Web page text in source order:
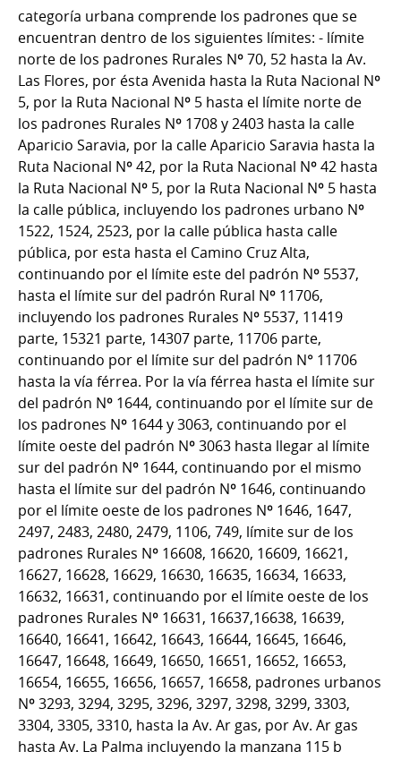
categoría urbana comprende los padrones que se
encuentran dentro de los siguientes límites: - límite
norte de los padrones Rurales Nº 70, 52 hasta la Av.
Las Flores, por ésta Avenida hasta la Ruta Nacional Nº
5, por la Ruta Nacional Nº 5 hasta el límite norte de
los padrones Rurales Nº 1708 y 2403 hasta la calle
Aparicio Saravia, por la calle Aparicio Saravia hasta la
Ruta Nacional Nº 42, por la Ruta Nacional Nº 42 hasta
la Ruta Nacional Nº 5, por la Ruta Nacional Nº 5 hasta
la calle pública, incluyendo los padrones urbano Nº
1522, 1524, 2523, por la calle pública hasta calle
pública, por esta hasta el Camino Cruz Alta,
continuando por el límite este del padrón Nº 5537,
hasta el límite sur del padrón Rural Nº 11706,
incluyendo los padrones Rurales Nº 5537, 11419
parte, 15321 parte, 14307 parte, 11706 parte,
continuando por el límite sur del padrón N° 11706
hasta la vía férrea. Por la vía férrea hasta el límite sur
del padrón Nº 1644, continuando por el límite sur de
los padrones Nº 1644 y 3063, continuando por el
límite oeste del padrón Nº 3063 hasta llegar al límite
sur del padrón Nº 1644, continuando por el mismo
hasta el límite sur del padrón Nº 1646, continuando
por el límite oeste de los padrones Nº 1646, 1647,
2497, 2483, 2480, 2479, 1106, 749, límite sur de los
padrones Rurales Nº 16608, 16620, 16609, 16621,
16627, 16628, 16629, 16630, 16635, 16634, 16633,
16632, 16631, continuando por el límite oeste de los
padrones Rurales Nº 16631, 16637,16638, 16639,
16640, 16641, 16642, 16643, 16644, 16645, 16646,
16647, 16648, 16649, 16650, 16651, 16652, 16653,
16654, 16655, 16656, 16657, 16658, padrones urbanos
Nº 3293, 3294, 3295, 3296, 3297, 3298, 3299, 3303,
3304, 3305, 3310, hasta la Av. Ar gas, por Av. Ar gas
hasta Av. La Palma incluyendo la manzana 115 b